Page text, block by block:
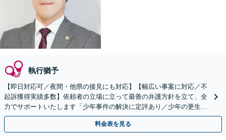
執行猶予
【即日対応可／夜間・他県の接見にも対応】【幅広い事案に対応／不
起訴獲得実績多数】依頼者の立場に立って最善の弁護方針を立て、全
力でサポートいたします「少年事件の解決に定評あり／少年の更生と
ご家族の平穏な生活の回復に貢献」
料金表を見る